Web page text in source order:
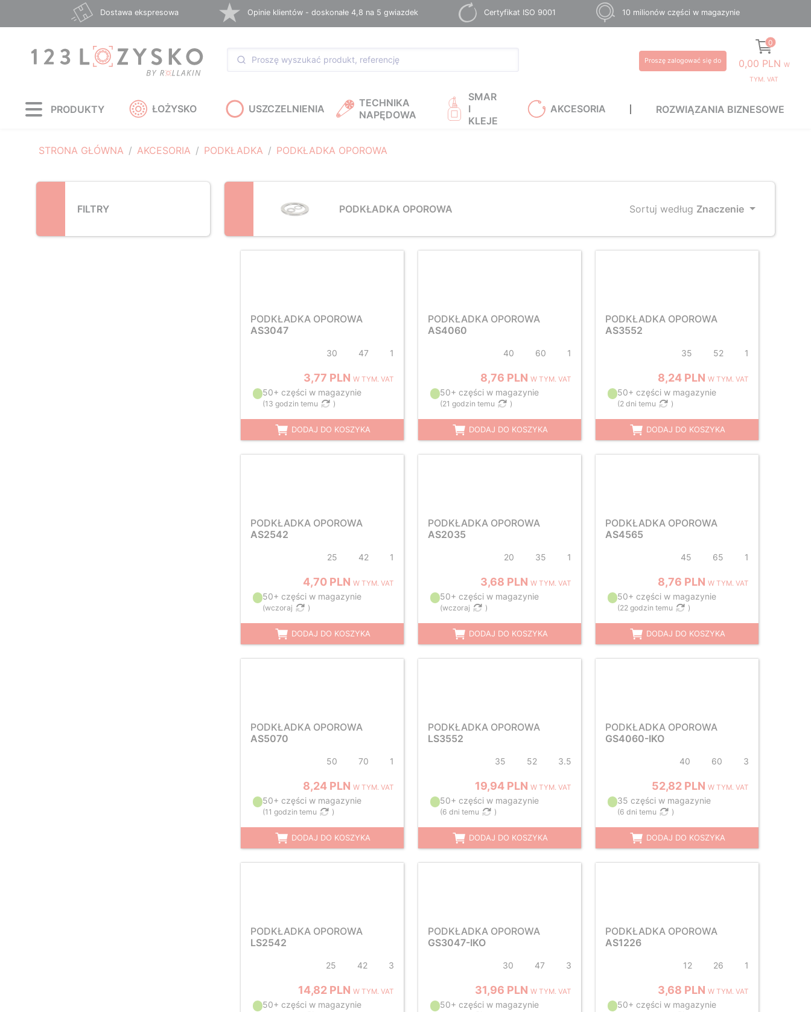
Dostawa ekspresowa Opinie klientów - doskonałe 4,8 na 5 gwiazdek Certyfikat ISO 9001 10 milionów części w magazynie
Proszę zalogować się do
0
0,00 PLN W
TYM. VAT
PRODUKTY ŁOŻYSKO USZCZELNIENIA
TECHNIKA
NAPĘDOWA
SMAR
I
KLEJE
AKCESORIA ROZWIĄZANIA BIZNESOWE
STRONA GŁÓWNA AKCESORIA PODKŁADKA PODKŁADKA OPOROWA
FILTRY PODKŁADKA OPOROWA Sortuj według Znaczenie
PODKŁADKA OPOROWA
AS3047
30 47 1
3,77 PLN W TYM. VAT
50+ części w magazynie
(13 godzin temu )
DODAJ DO KOSZYKA
PODKŁADKA OPOROWA
AS4060
40 60 1
8,76 PLN W TYM. VAT
50+ części w magazynie
(21 godzin temu )
DODAJ DO KOSZYKA
PODKŁADKA OPOROWA
AS3552
35 52 1
8,24 PLN W TYM. VAT
50+ części w magazynie
(2 dni temu )
DODAJ DO KOSZYKA
PODKŁADKA OPOROWA
AS2542
25 42 1
4,70 PLN W TYM. VAT
50+ części w magazynie
(wczoraj )
DODAJ DO KOSZYKA
PODKŁADKA OPOROWA
AS2035
20 35 1
3,68 PLN W TYM. VAT
50+ części w magazynie
(wczoraj )
DODAJ DO KOSZYKA
PODKŁADKA OPOROWA
AS4565
45 65 1
8,76 PLN W TYM. VAT
50+ części w magazynie
(22 godzin temu )
DODAJ DO KOSZYKA
PODKŁADKA OPOROWA
AS5070
50 70 1
8,24 PLN W TYM. VAT
50+ części w magazynie
(11 godzin temu )
DODAJ DO KOSZYKA
PODKŁADKA OPOROWA
LS3552
35 52 3.5
19,94 PLN W TYM. VAT
50+ części w magazynie
(6 dni temu )
DODAJ DO KOSZYKA
PODKŁADKA OPOROWA
GS4060-IKO
40 60 3
52,82 PLN W TYM. VAT
35 części w magazynie
(6 dni temu )
DODAJ DO KOSZYKA
PODKŁADKA OPOROWA
LS2542
25 42 3
14,82 PLN W TYM. VAT
50+ części w magazynie
PODKŁADKA OPOROWA
GS3047-IKO
30 47 3
31,96 PLN W TYM. VAT
50+ części w magazynie
PODKŁADKA OPOROWA
AS1226
12 26 1
3,68 PLN W TYM. VAT
50+ części w magazynie